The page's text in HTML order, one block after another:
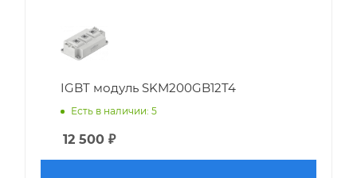
IGBT модуль SKM200GB12T4
Есть в наличии: 5
12 500 ₽